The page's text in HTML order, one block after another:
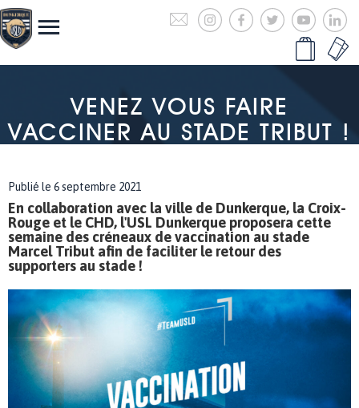
VENEZ VOUS FAIRE
VACCINER AU STADE TRIBUT !
Publié le 6 septembre 2021
En collaboration avec la ville de Dunkerque, la Croix-
Rouge et le CHD, l'USL Dunkerque proposera cette
semaine des créneaux de vaccination au stade
Marcel Tribut afin de faciliter le retour des
supporters au stade !